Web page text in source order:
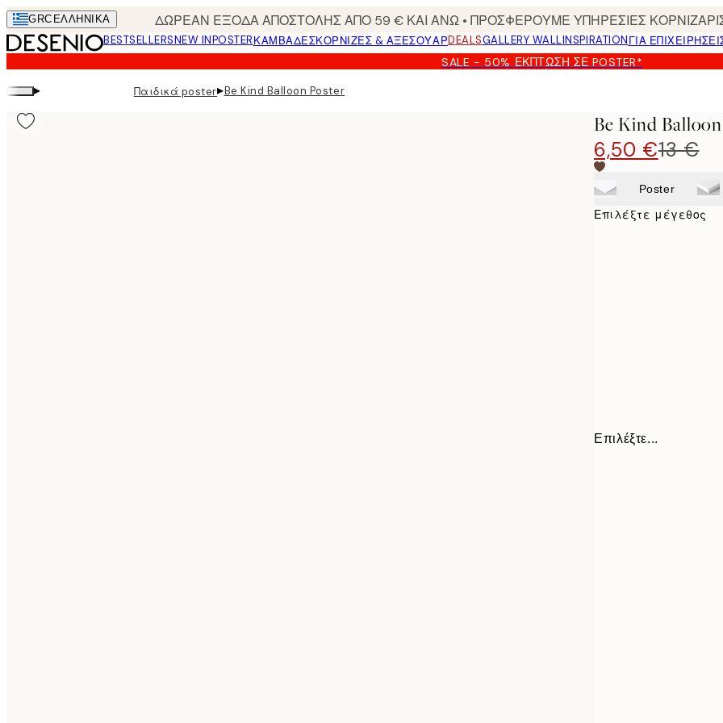
Skip
to
main
content.
GRC ΕΛΛΗΝΙΚΆ ΔΩΡΕΑΝ ΕΞΟΔΑ ΑΠΟΣΤΟΛΗΣ ΑΠΟ 59 € ΚΑΙ ΑΝΩ • ΠΡΟΣΦΕΡΟΥΜΕ ΥΠΗΡΕΣΙΕΣ
BESTSELLERSNEW INPOSTERΚΑΜΒΆΔΕΣΚΟΡΝΊΖΕΣ & ΑΞΕΣΟΥΆΡDEALSGALLERY WALLINSPIRATIONΓΙΑ
SALE - 50% ΈΚΠΤΩΣΗ ΣΕ POSTER*
▸ Παιδικά poster▸Be Kind Balloon Poster
Be Kind
6,50 €13 €
Poster
Επιλέξτε μέγεθος
Επιλέξτε...